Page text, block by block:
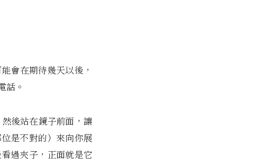
會在期待幾天以後，
話。
後站在鏡子前面，讓
是不對的）來向你展
過夾子，正面就是它